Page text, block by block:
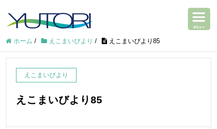
ホーム / えこまいびより / えこまいびより85
えこまいびより
えこまいびより85